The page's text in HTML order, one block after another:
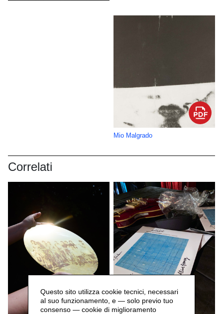
Mio Malgrado
Correlati
Questo sito utilizza cookie tecnici, necessari
al suo funzionamento, e — solo previo tuo
consenso — cookie di miglioramento